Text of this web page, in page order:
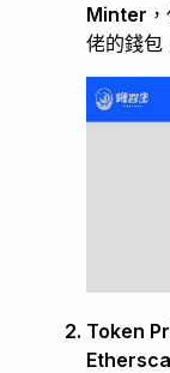
Minter，
佬的錢包
Token